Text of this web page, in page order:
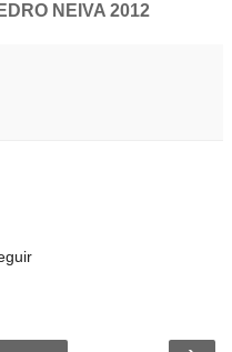
NEIVA 2012